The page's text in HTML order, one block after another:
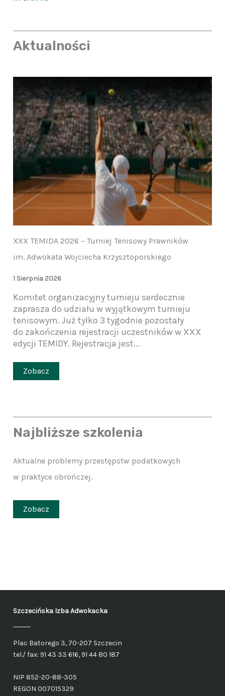
Aktualności
XXX TEMIDA 2026 – Turniej Tenisowy Prawników
im. Adwokata Wojciecha Krzysztoporskiego
1 Sierpnia 2026
Komitet organizacyjny turnieju serdecznie
zaprasza do udziału w wyjątkowym turnieju
tenisowym. Już tylko 3 tygodnie pozostały
do zakończenia rejestracji uczestników w XXX
edycji TEMIDY. Rejestracja jest...
Zobacz
Najbliższe szkolenia
Aktualne problemy przestępstw podatkowych
w praktyce obrończej.
Zobacz
Szczecińska Izba Adwokacka
Plac Batorego 3, 70-207 Szczecin
tel./ fax: 91 43 33 616, 91 44 80 187
NIP 852-20-88-305
REGON 007015329